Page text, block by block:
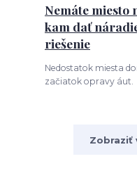
Nemáte miesto
kam dať
riešenie
Nedostatok miesta
začiatok opravy áut.
Zobraziť